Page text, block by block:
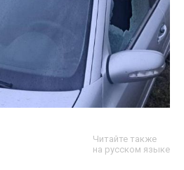
Читайте также
на русском языке